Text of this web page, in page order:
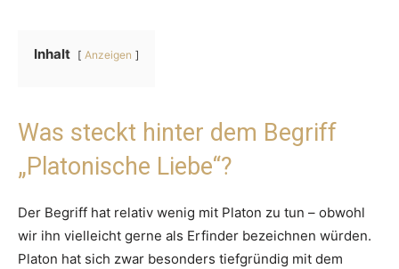
Inhalt Anzeigen
Was steckt hinter dem Begriff
„Platonische Liebe“?
Der Begriff hat relativ wenig mit Platon zu tun – obwohl
wir ihn vielleicht gerne als Erfinder bezeichnen würden.
Platon hat sich zwar besonders tiefgründig mit dem